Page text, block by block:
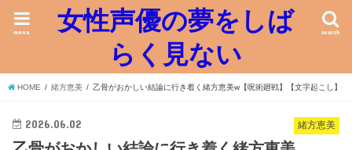
女性声優の夢をしば
らく見ない
search
menu
HOME 緒方恵美 乙骨がおかしい結論に行き着く緒方恵美w【呪術廻戦】【文字起こし】
緒方恵美
2026.06.02